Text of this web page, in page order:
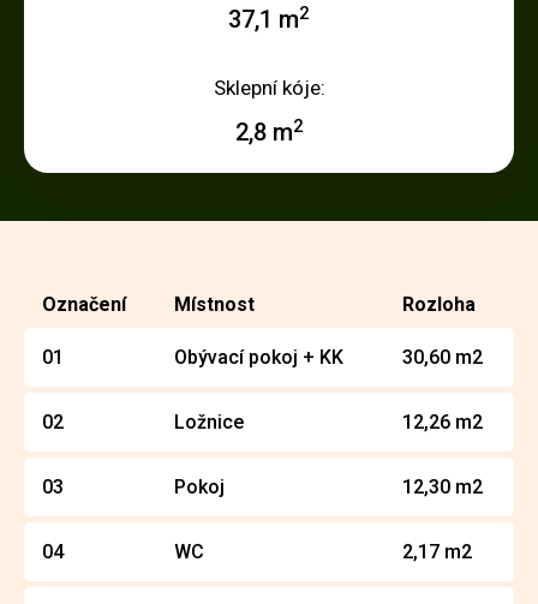
37,1 m2
Sklepní kóje:
2,8 m2
Označení Místnost Rozloha
01 Obývací pokoj + KK 30,60 m2
02 Ložnice 12,26 m2
03 Pokoj 12,30 m2
04 WC 2,17 m2